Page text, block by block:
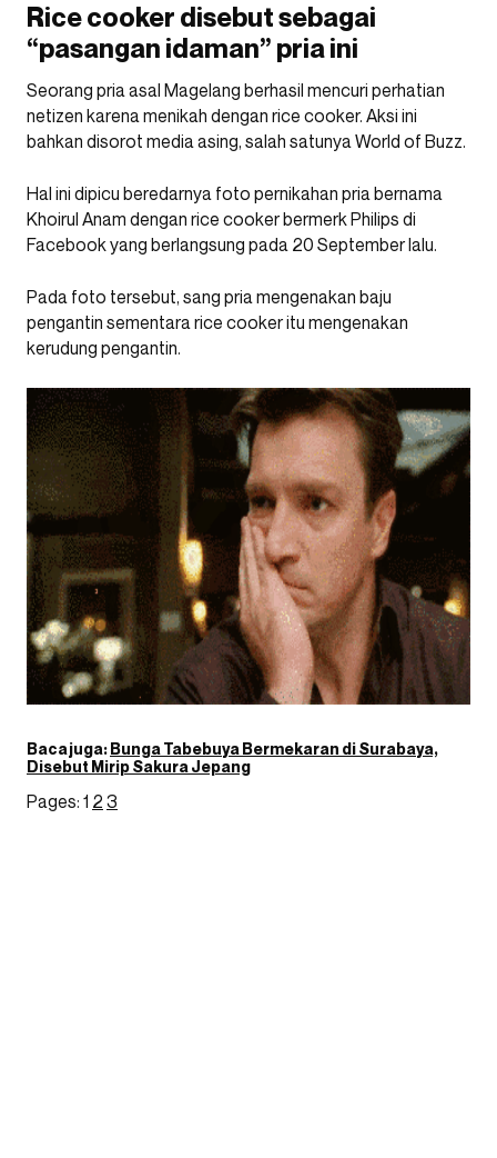
Rice cooker disebut sebagai
“pasangan idaman” pria ini
Seorang pria asal Magelang berhasil mencuri perhatian
netizen karena menikah dengan rice cooker. Aksi ini
bahkan disorot media asing, salah satunya World of Buzz.
Hal ini dipicu beredarnya foto pernikahan pria bernama
Khoirul Anam dengan rice cooker bermerk Philips di
Facebook yang berlangsung pada 20 September lalu.
Pada foto tersebut, sang pria mengenakan baju
pengantin sementara rice cooker itu mengenakan
kerudung pengantin.
Baca juga:Bunga Tabebuya Bermekaran di Surabaya,
Disebut Mirip Sakura Jepang
Pages: 1 2 3